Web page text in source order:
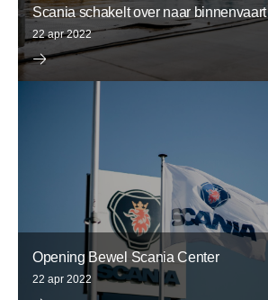
Scania schakelt over naar binnenvaart
22 apr 2022
Opening Bewel Scania Center
22 apr 2022